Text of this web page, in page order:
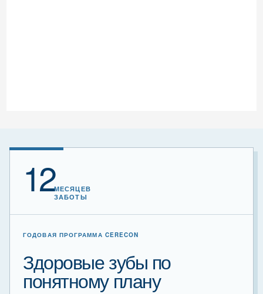
12МЕСЯЦЕВ
ЗАБОТЫ
ГОДОВАЯ ПРОГРАММА CERECON
Здоровые зубы по
понятному плану